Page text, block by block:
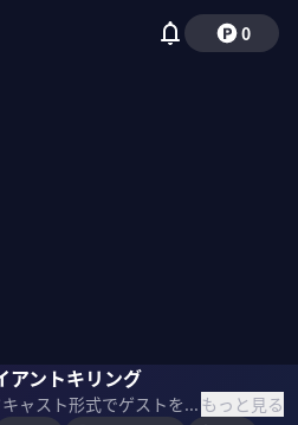
0
アントキリング
ビデオポッドキャスト形式でゲストを招き、最先端の話を聞くPIVOT TALK。I-ne代表の大西洋平氏に「なぜメーカーシェアNo.1になれたのか」を聞いた。 ＜ゲスト＞ 大西洋平｜I-ne 社長 2005年立命館大学在学中に 個人事業主として Y.B.Oを設立。2007年3月、株式会社I-neとして法人を設立。デジタルを中心とするマーケティング戦略が奏功し、ボタニカルライフスタイルブランド「ボタニスト（BOTANIST）」ミニマル美容家電ブランド「サロニア（SALONIA）」が大ヒット。2020年9月25 日に、東証マザーズ市場（現・グロース市場 ）へ上場。 ＜目次＞ もっと見る